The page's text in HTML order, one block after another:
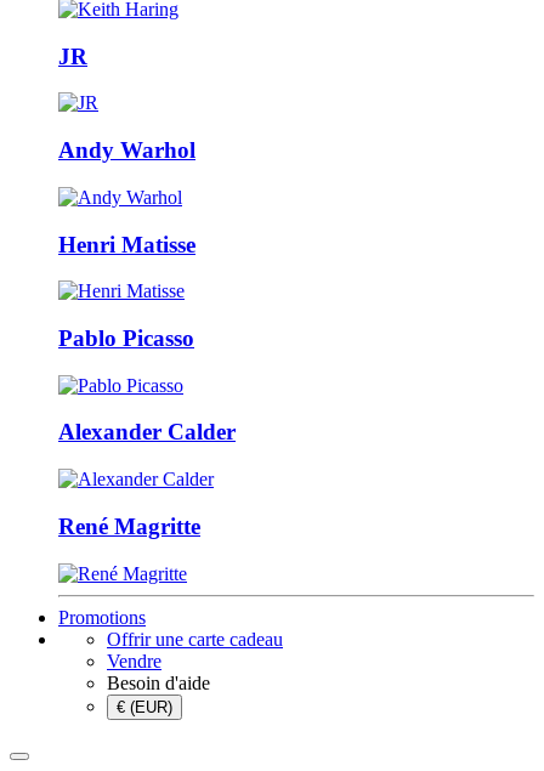
JR
Andy Warhol
Henri Matisse
Pablo Picasso
Alexander Calder
René Magritte
Promotions
Offrir une carte cadeau
Vendre
Besoin d'aide
€ (EUR)